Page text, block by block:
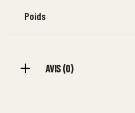
Poids
AVIS (0)